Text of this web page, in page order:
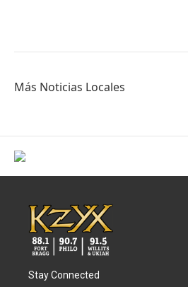
Más Noticias Locales
Stay Connected